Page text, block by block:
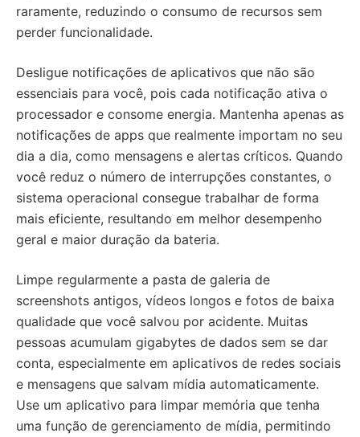
raramente, reduzindo o consumo de recursos sem
perder funcionalidade.
Desligue notificações de aplicativos que não são
essenciais para você, pois cada notificação ativa o
processador e consome energia. Mantenha apenas as
notificações de apps que realmente importam no seu
dia a dia, como mensagens e alertas críticos. Quando
você reduz o número de interrupções constantes, o
sistema operacional consegue trabalhar de forma
mais eficiente, resultando em melhor desempenho
geral e maior duração da bateria.
Limpe regularmente a pasta de galeria de
screenshots antigos, vídeos longos e fotos de baixa
qualidade que você salvou por acidente. Muitas
pessoas acumulam gigabytes de dados sem se dar
conta, especialmente em aplicativos de redes sociais
e mensagens que salvam mídia automaticamente.
Use um aplicativo para limpar memória que tenha
uma função de gerenciamento de mídia, permitindo